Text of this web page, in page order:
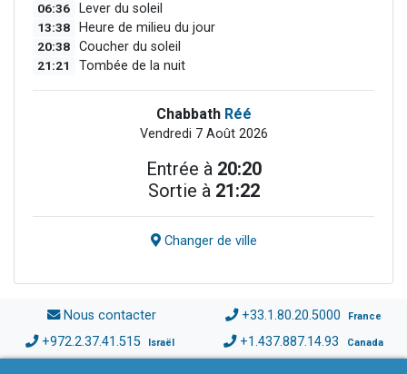
06:36 Lever du soleil
13:38 Heure de milieu du jour
20:38 Coucher du soleil
21:21 Tombée de la nuit
Chabbath Réé
Vendredi 7 Août 2026
Entrée à 20:20
Sortie à 21:22
Changer de ville
Nous contacter +33.1.80.20.5000 France
+972.2.37.41.515 Israël +1.437.887.14.93 Canada